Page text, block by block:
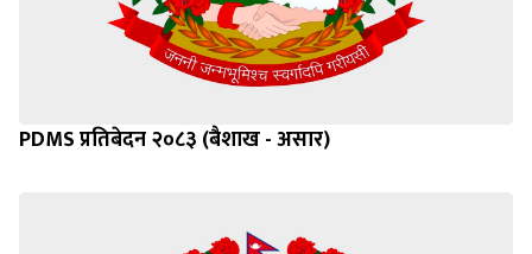
PDMS प्रतिबेदन २०८३ (बैशाख - असार)